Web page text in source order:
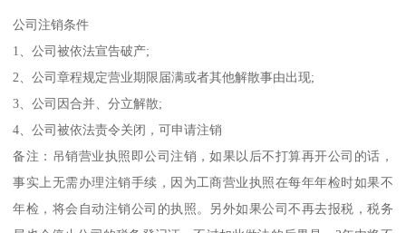
公司注销条件
1、公司被依法宣告破产;
2、公司章程规定营业期限届满或者其他解散事由出现;
3、公司因合并、分立解散;
4、公司被依法责令关闭，可申请注销
备注：吊销营业执照即公司注销，如果以后不打算再开公司的话，
事实上无需办理注销手续，因为工商营业执照在每年年检时如果不
年检，将会自动注销公司的执照。另外如果公司不再去报税，税务